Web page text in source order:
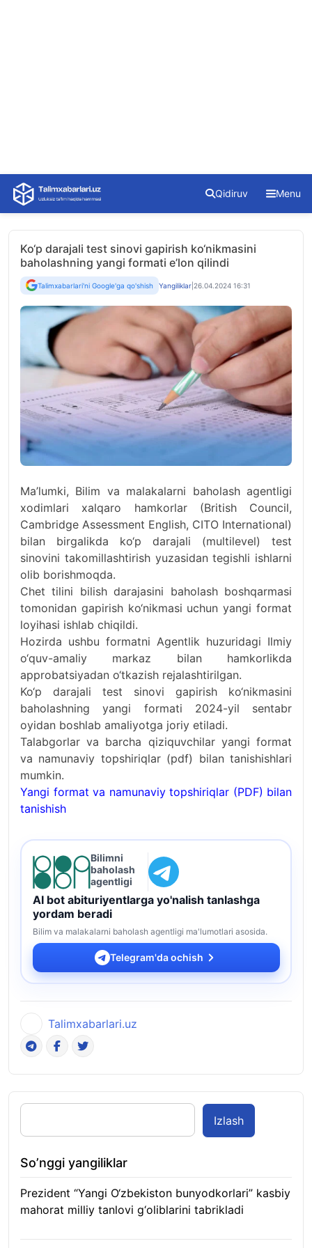
Skip
content
Qidiruv Menu
Ko‘p darajali test sinovi gapirish ko‘nikmasini
baholashning yangi formati e’lon qilindi
Talimxabarlari'ni Google'ga qo'shish Yangiliklar 26.04.2024 16:31
Ma’lumki, Bilim va malakalarni baholash agentligi
xodimlari xalqaro hamkorlar (British Council,
Cambridge Assessment English, CITO International)
bilan birgalikda ko‘p darajali (multilevel) test
sinovini takomillashtirish yuzasidan tegishli ishlarni
olib borishmoqda.
Chet tilini bilish darajasini baholash boshqarmasi
tomonidan gapirish ko‘nikmasi uchun yangi format
loyihasi ishlab chiqildi.
Hozirda ushbu formatni Agentlik huzuridagi Ilmiy
o‘quv-amaliy markaz bilan hamkorlikda
approbatsiyadan o‘tkazish rejalashtirilgan.
Ko‘p darajali test sinovi gapirish ko‘nikmasini
baholashning yangi formati 2024-yil sentabr
oyidan boshlab amaliyotga joriy etiladi.
Talabgorlar va barcha qiziquvchilar yangi format
va namunaviy topshiriqlar (pdf) bilan tanishishlari
mumkin.
Yangi format va namunaviy topshiriqlar (PDF) bilan
tanishish
Bilimni
baholash
agentligi
AI bot abituriyentlarga yo'nalish tanlashga
yordam beradi
Bilim va malakalarni baholash agentligi ma'lumotlari asosida.
Telegram'da ochish
Talimxabarlari.uz
Izlash
So’nggi yangiliklar
Prezident “Yangi O‘zbekiston bunyodkorlari” kasbiy
mahorat milliy tanlovi g‘oliblarini tabrikladi